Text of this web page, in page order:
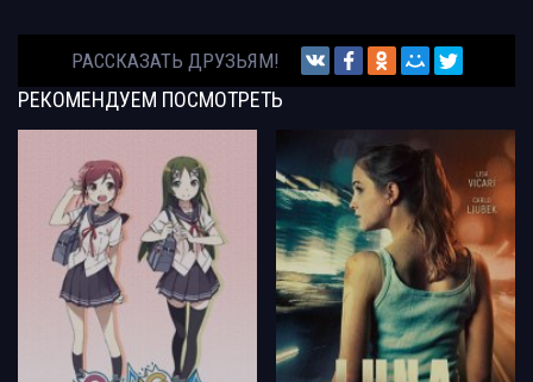
РАССКАЗАТЬ ДРУЗЬЯМ!
РЕКОМЕНДУЕМ ПОСМОТРЕТЬ